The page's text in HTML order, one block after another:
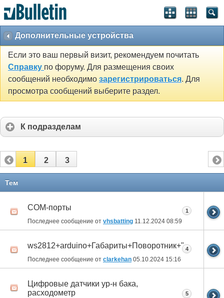
Дополнительные устройства
Если это ваш первый визит, рекомендуем почитать
Справку по форуму. Для размещения своих
сообщений необходимо зарегистрироваться. Для
просмотра сообщений выберите раздел.
К подразделам
1 2 3
Тем
СОМ-порты
Последнее сообщение от vhsbatting 11.12.2024 08:59
1
Последнее сообщение от clarkehan 05.10.2024 15:16
4
Цифровые датчики ур-н бака,
расходометр
5